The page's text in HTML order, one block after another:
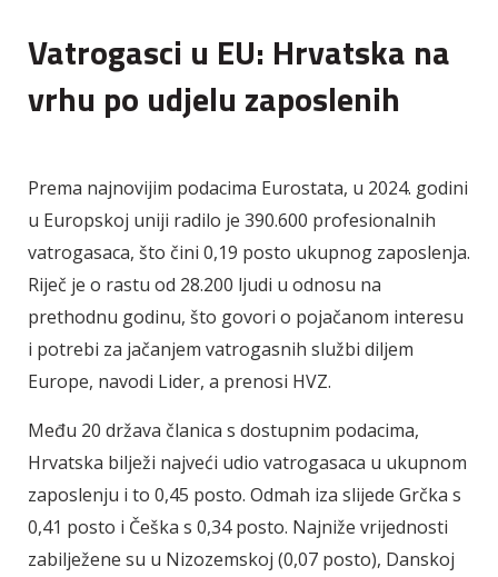
Vatrogasci u EU: Hrvatska na
vrhu po udjelu zaposlenih
Prema najnovijim podacima Eurostata, u 2024. godini
u Europskoj uniji radilo je 390.600 profesionalnih
vatrogasaca, što čini 0,19 posto ukupnog zaposlenja.
Riječ je o rastu od 28.200 ljudi u odnosu na
prethodnu godinu, što govori o pojačanom interesu
i potrebi za jačanjem vatrogasnih službi diljem
Europe, navodi Lider, a prenosi HVZ.
Među 20 država članica s dostupnim podacima,
Hrvatska bilježi najveći udio vatrogasaca u ukupnom
zaposlenju i to 0,45 posto. Odmah iza slijede Grčka s
0,41 posto i Češka s 0,34 posto. Najniže vrijednosti
zabilježene su u Nizozemskoj (0,07 posto), Danskoj